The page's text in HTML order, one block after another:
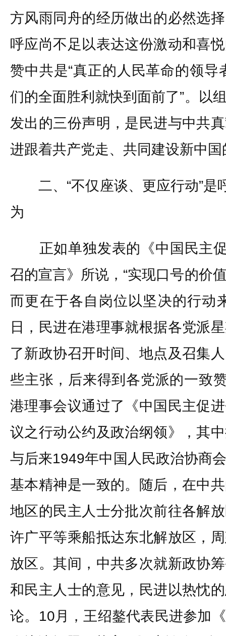
方风雨同舟的经历做出的必然选
呼应尚不足以表达这份激动和喜
赞中共是“真正的人民革命的领导
们的全面胜利就快到面前了”。以
发出的三份声明，是民进与中共
进跟着共产党走、共同建设新中
二、“不仅座谈、更应行动”是
为
正如单独发表的《中国民主促
召的宣言》所说，“实现口号的价
而更在于各自岗位以坚决的行动
日，民进在港理事就根据各党派
了新政协召开时间、地点及召集
些主张，后来得到各党派的一致
港理事会议通过了《中国民主促
议之行动公约及政治纲领》，其
与后来1949年中国人民政治协商
基本精神是一致的。随后，在中
地区的民主人士分批次前往各解
许广平等乘船抵达东北解放区，
放区。其间，中共多次就新政协
和民主人士的意见，民进以热忱
论。10月，王绍鏊代表民进参加